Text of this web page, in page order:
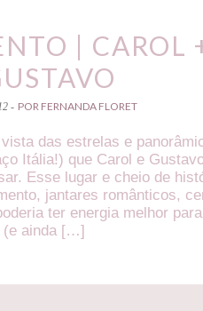
| CAROL
- POR FERNANDA FLORET
das estrelas e
Itália!) que Carol e
Esse lugar e cheio de
jantares românticos,
ter energia melhor
(e ainda […]